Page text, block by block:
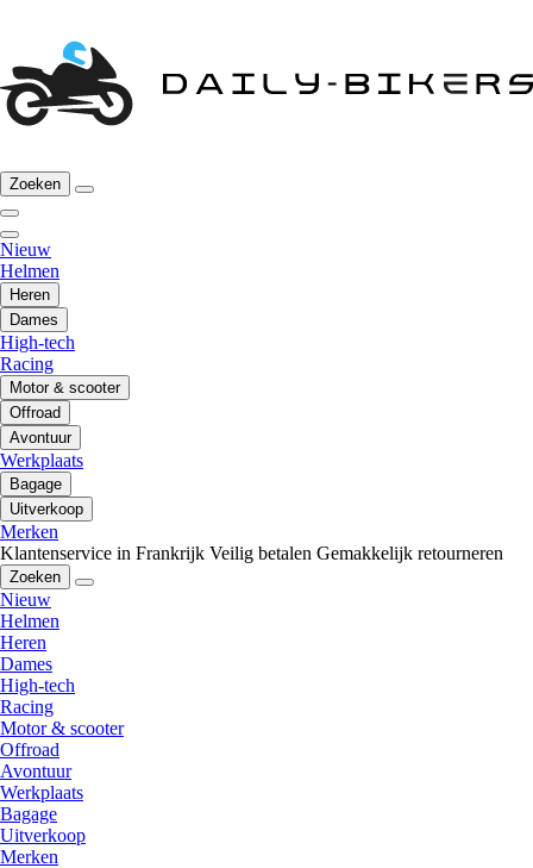
Zoeken
Nieuw
Helmen
Heren
Dames
High-tech
Racing
Motor & scooter
Offroad
Avontuur
Werkplaats
Bagage
Uitverkoop
Merken
Klantenservice in Frankrijk Veilig betalen Gemakkelijk retourneren
Zoeken
Nieuw
Helmen
Heren
Dames
High-tech
Racing
Motor & scooter
Offroad
Avontuur
Werkplaats
Bagage
Uitverkoop
Merken